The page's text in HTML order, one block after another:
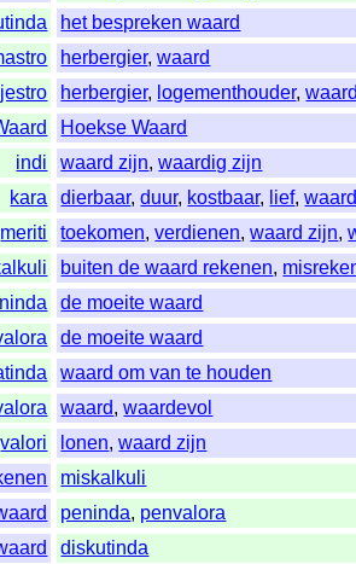
het bespreken waard
herbergier,waard
herbergier, logementhouder,
Hoekse Waard
indi
waard zijn,waardig zijn
kara
dierbaar,duur, kostbaar, lief,
meriti
toekomen,verdienen,waard zijn,
buiten de waard rekenen,
de moeite waard
de moeite waard
waard om van te houden
waard,waardevol
valori
lonen,waard zijn
miskalkuli
peninda, penvalora
diskutinda